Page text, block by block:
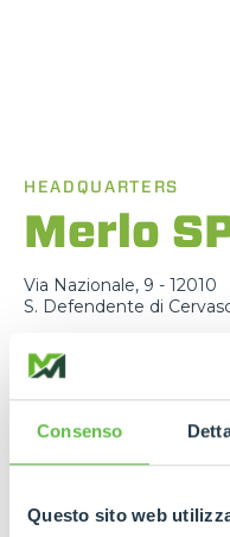
Consenso
Questo sito web
HEADQUARTERS
Merlo
Via Nazionale, 9 - 12010
S. Defendente di
FIND A DEALER